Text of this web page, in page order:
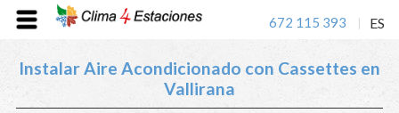
672 115 393 ES
Instalar Aire Acondicionado con Cassettes en
Vallirana